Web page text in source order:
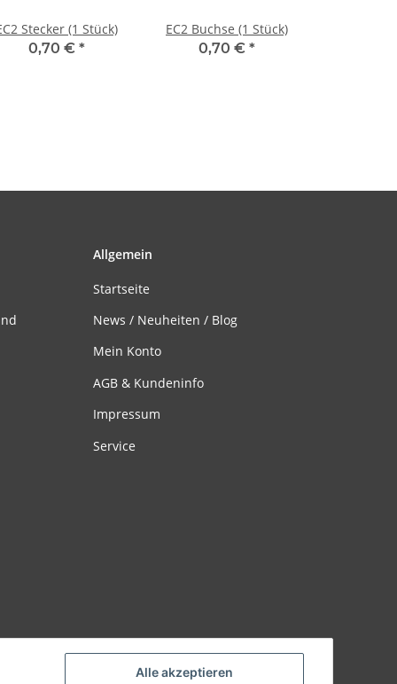
Alle akzeptieren
Stecker (1 Stück)
0,70 € *
EC2 Buchse (1 Stück)
0,70 € *
Allgemein
Startseite
News / Neuheiten / Blog
Mein Konto
AGB & Kundeninfo
Impressum
Service